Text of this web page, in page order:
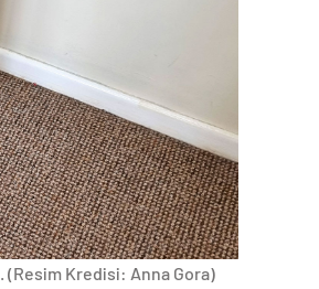
(Resim Kredisi: Anna Gora)